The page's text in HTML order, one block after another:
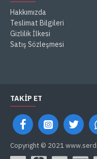
Hakkımızda
Teslimat Bilgileri
Gizlilik İlkesi
Satış Sözleşmesi
TAKIP ET
Copyright © 2021